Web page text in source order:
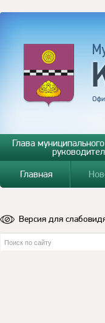
Глава
Главная
Версия для